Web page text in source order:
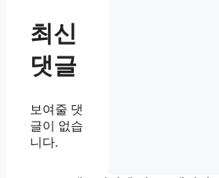
최신
댓글
보여줄 댓
글이 없습
니다.